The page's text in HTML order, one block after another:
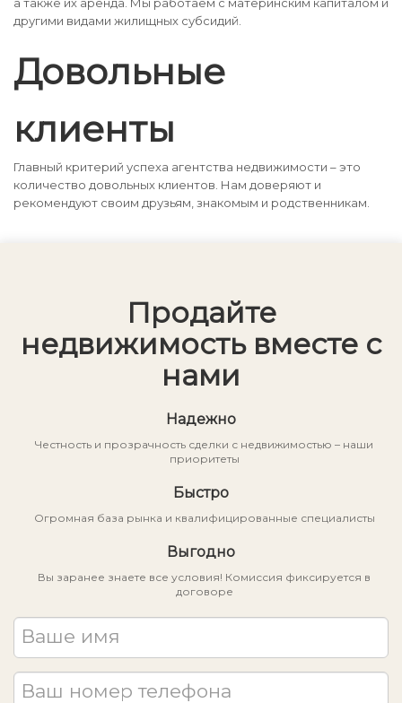
другими видами жилищных субсидий.
Довольные
клиенты
Главный критерий успеха агентства недвижимости – это
количество довольных клиентов. Нам доверяют и
рекомендуют своим друзьям, знакомым и родственникам.
Продайте
недвижимость вместе с
нами
Надежно
Честность и прозрачность сделки с недвижимостью – наши
приоритеты
Быстро
Огромная база рынка и квалифицированные специалисты
Выгодно
Вы заранее знаете все условия! Комиссия фиксируется в
договоре
Ваше имя
Ваш номер телефона